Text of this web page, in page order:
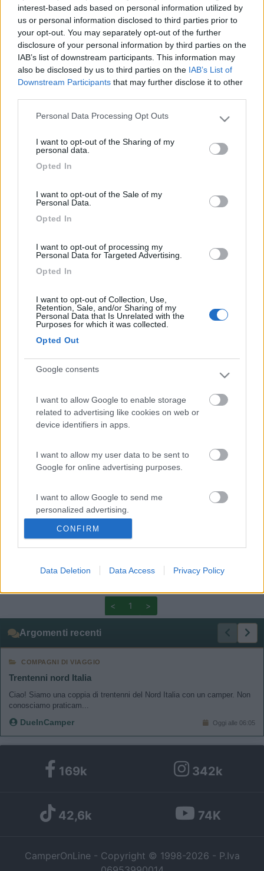
interest-based ads based on personal information utilized by
us or personal information disclosed to third parties prior to
your opt-out. You may separately opt-out of the further
disclosure of your personal information by third parties on the
IAB’s list of downstream participants. This information may
also be disclosed by us to third parties on the IAB’s List of
Downstream Participants that may further disclose it to other
Please note that this website/app uses one or more Google
not limited to your visit or usage behaviour. You may click to
use your data for below specified purposes in below Google
Personal Data Processing Opt Outs
I want to opt-out of the Sharing of my
personal data.
Opted In
I want to opt-out of the Sale of my
Personal Data.
Opted In
I want to opt-out of processing my
Personal Data for Targeted Advertising.
Opted In
I want to opt-out of Collection, Use,
Retention, Sale, and/or Sharing of my
Personal Data that Is Unrelated with the
Purposes for which it was collected.
Opted Out
Google consents
I want to allow Google to enable storage
related to advertising like cookies on web or
device identifiers in apps.
I want to allow my user data to be sent to
Google for online advertising purposes.
I want to allow Google to send me
personalized advertising.
I want to allow Google to enable storage
device identifiers in apps.
I want to allow Google to enable storage
related to functionality of the website or app.
I want to allow Google to enable storage
related to personalization.
I want to allow Google to enable storage
related to security, including authentication
functionality and fraud prevention, and other
CONFIRM
Data Deletion Data Access Privacy Policy
294
Inserito il27/12/2017 alle:17:01:45
In risposta al messaggio diGattosilvestrodel 27/12/2017alle16:31:48
vermigliovacanze.it/dt_hotels/area-camper-paradiso Io avevo telefonato
al Comune di Vermiglio. per avere le informazioni necessarie. L'area ha
parecchi posti comunque.
432
Inserito il 29/12/2017
ciao vorrei andare per L ultimo dell anno a passo del tonale , sapete dirmi
se trovo ancora posto . Vi ringrazio per L aiuto .
aperto ai 4 venti e oltre...Alpinalf
-
Inserito il29/12/2017 alle:22:12:12
Confermo al Tonale credo che si trovi sempre posto sia.nel
grande parcheggio di fronte agli impianti che in area sosta...io x
comodità quando tt gli anni vado a gennaio a fare corso di sci
con le bimbe parcheggio nel piazzale ma solo x essere più
Effettivamente l'area l'ho sempre vista vuota nonostante sia
molto valida e nuovissima.
Confermo anche il gelo...2 anni fa siamo arrivati a -18...
< 1 >
Argomenti recenti
COMPAGNI DI VIAGGIO
Trentenni nord Italia
Ciao! Siamo una coppia di trentenni del Nord Italia con un camper. Non
conosciamo praticam...
DueInCamper Oggi alle 06:05
169k 342k
42,6k 74K
CamperOnLine - Copyright © 1998-2026 - P.Iva